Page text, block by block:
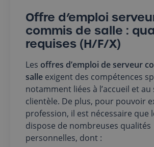
Offre d’emploi
commis de salle :
requises (H/F/X)
Les offres d’emploi de serveur
salle exigent des compétences
notamment liées à l’accueil et au
clientèle. De plus, pour pouvoir
profession, il est nécessaire que
dispose de nombreuses qualités
personnelles, dont :